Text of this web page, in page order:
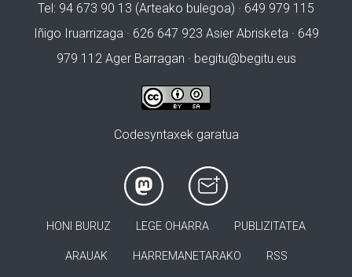
Tel: 94 673 90 13 (Arteako bulegoa) · 649 979 115
Iñigo Iruarrizaga · 626 647 923 Asier Abrisketa · 649
979 112 Ager Barragan · begitu@begitu.eus
Codesyntaxek garatua
HONI BURUZ LEGE OHARRA PUBLIZITATEA
ARAUAK HARREMANETARAKO RSS